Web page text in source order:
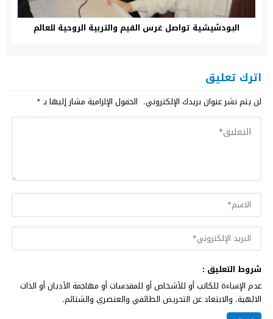
البودشيشية تواصل غرس القيم والتربية الروحية للعالم
اترك تعليق
لن يتم نشر عنوان بريدك الإلكتروني. الحقول الإلزامية مشار إليها بـ*
شروط التعليق :
عدم الإساءة للكاتب أو للأشخاص أو للمقدسات أو مهاجمة الأديان أو الذات
الالهية. والابتعاد عن التحريض الطائفي والعنصري والشتائم.